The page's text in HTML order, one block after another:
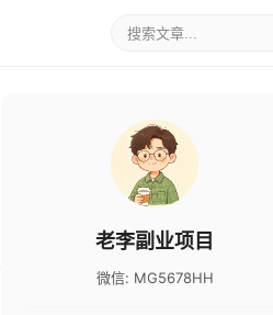
老李副业项目
微信: MG5678HH